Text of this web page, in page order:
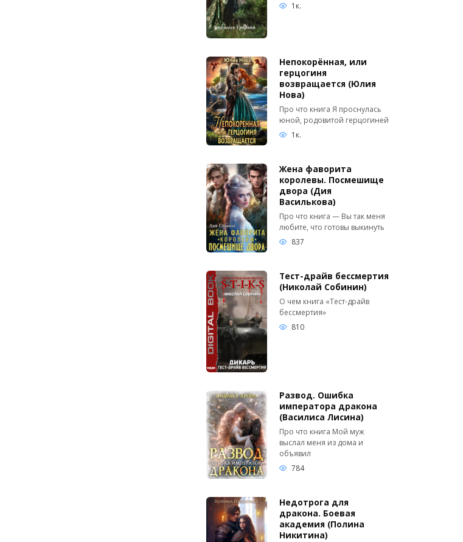
1к.
Непокорённая, или
герцогиня
возвращается (Юлия
Нова)
Про что книга Я проснулась
юной, родовитой герцогиней
1к.
Жена фаворита
королевы. Посмешище
двора (Дия
Василькова)
Про что книга — Вы так меня
любите, что готовы выкинуть
837
Тест-драйв бессмертия
(Николай Собинин)
О чем книга «Тест-драйв
бессмертия»
810
Развод. Ошибка
императора дракона
(Василиса Лисина)
Про что книга Мой муж
выслал меня из дома и
объявил
784
Недотрога для
дракона. Боевая
академия (Полина
Никитина)